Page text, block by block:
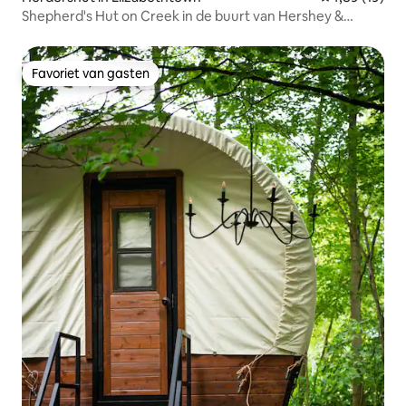
Shepherd's Hut on Creek in de buurt van Hershey &
Favoriet van gasten
Favoriet van gasten